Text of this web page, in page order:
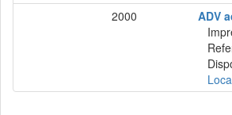
2000
ADV